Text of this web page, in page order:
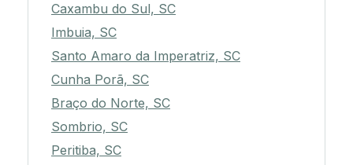
Caxambu do Sul, SC
Imbuia, SC
Santo Amaro da Imperatriz, SC
Cunha Porã, SC
Braço do Norte, SC
Sombrio, SC
Peritiba, SC